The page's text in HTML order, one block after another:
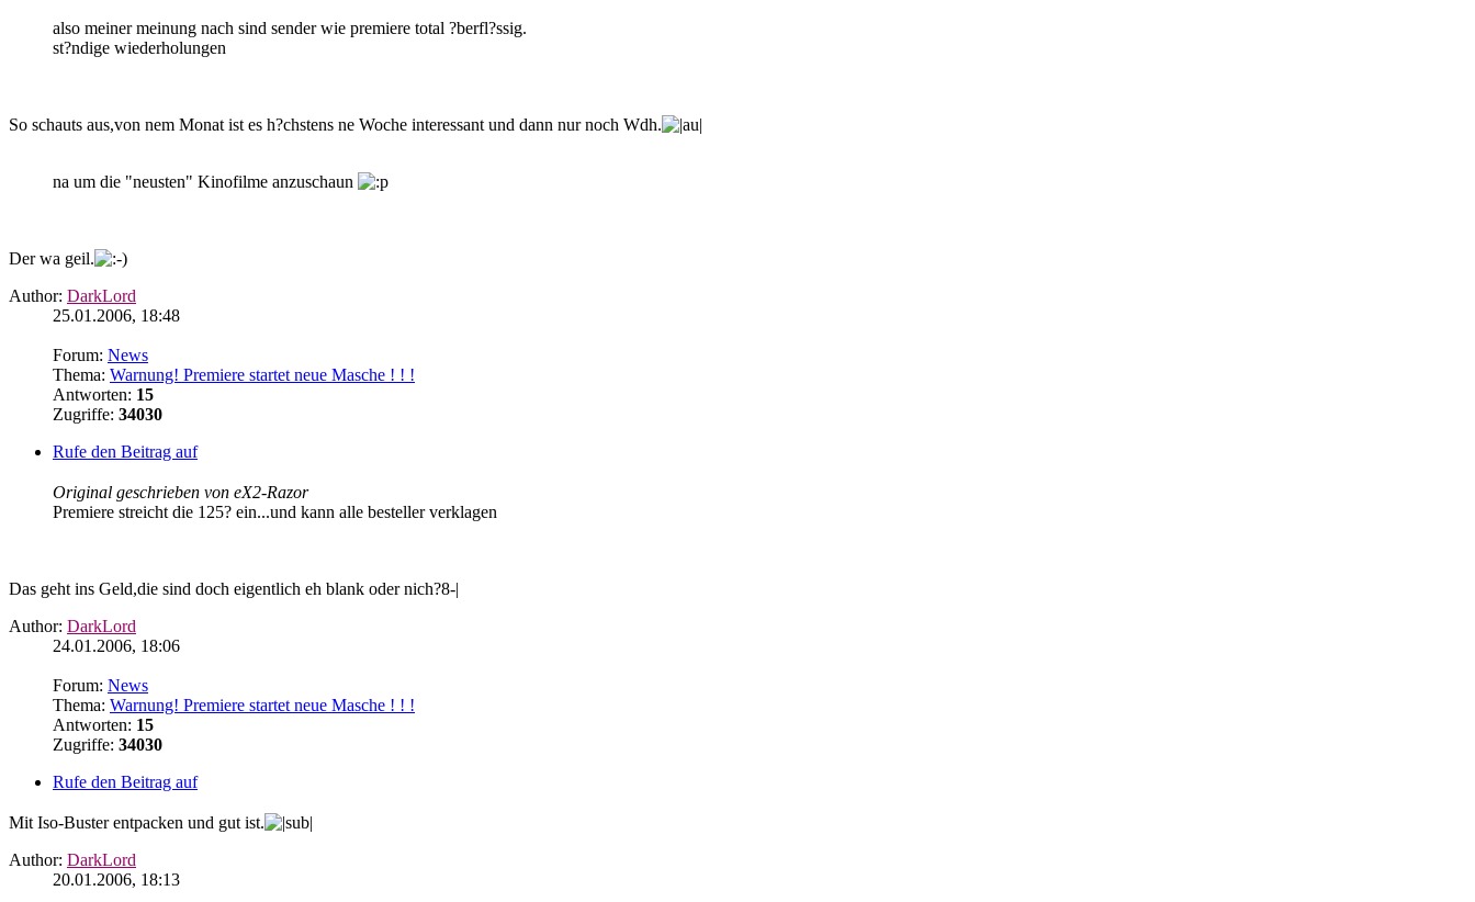
also meiner meinung nach sind sender wie premiere total ?berfl?ssig.
st?ndige wiederholungen
So schauts aus,von nem Monat ist es h?chstens ne Woche interessant und dann nur noch Wdh.
na um die "neusten" Kinofilme anzuschaun
Der wa geil.
Author: DarkLord
25.01.2006, 18:48
Forum: News
Thema: Warnung! Premiere startet neue Masche ! ! !
Antworten: 15
Zugriffe: 34030
Rufe den Beitrag auf
Original geschrieben von eX2-Razor
Premiere streicht die 125? ein...und kann alle besteller verklagen
Das geht ins Geld,die sind doch eigentlich eh blank oder nich?8-|
Author: DarkLord
24.01.2006, 18:06
Forum: News
Thema: Warnung! Premiere startet neue Masche ! ! !
Antworten: 15
Zugriffe: 34030
Rufe den Beitrag auf
Mit Iso-Buster entpacken und gut ist.
Author: DarkLord
20.01.2006, 18:13